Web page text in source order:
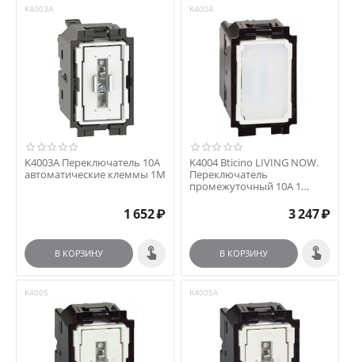
K4003A
K4003A Переключатель 10А
автоматические клеммы 1М
1 652₽
В КОРЗИНУ
K4004
K4004 Bticino LIVING NOW.
Переключатель
промежуточный 10А 1
3 247₽
В КОРЗИНУ
K4005 K4005A